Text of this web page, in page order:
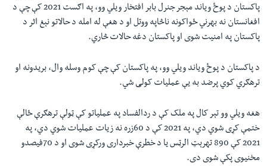
پاکستان د پوځ وياند مېجر جنرل بابر افتخار ویلي وو، په اګست 2021 کې چې د
افغانستان نه بهرني ځواکونه ناڅاپه ووتل او د هغې له امله د حالاتو نېغ اثر د
پاکستان په امنیت شوی او پاکستان دغه حالات څاري.
د پاکستان د پوځ وياند ويلي وو، په پاکستان کې چې کوم وسله وال، بريدونه او
ترهګري کوي پرضد به يې عمليات کولی شي.
هغه ويلي وو تېر کال په ملک کې د ردالفساد په عملياتو کې ټولې ترهګرې ځالې
ختمې کړی شوي دي، په 2021 کې د 60زره نه زيات عمليات شوي دي، په
2021 کې 890 تهرېټ الرټس يا د خطرې خبرداری ورکړی شوی او د 70فيصدو
مخنيوی پکې شوی دی.